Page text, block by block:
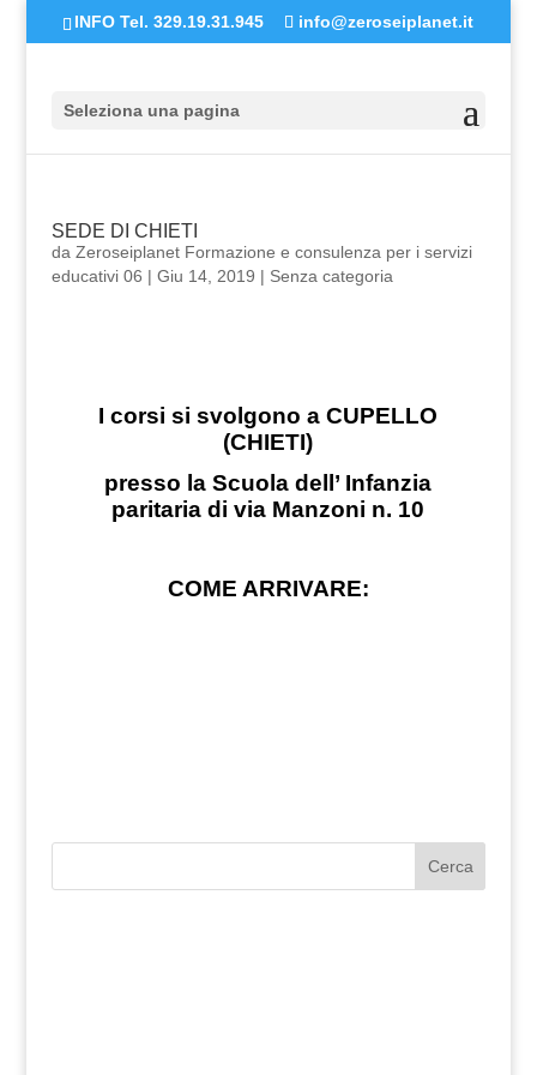
INFO Tel. 329.19.31.945 info@zeroseiplanet.it
Seleziona una pagina
SEDE DI CHIETI
da Zeroseiplanet Formazione e consulenza per i servizi
educativi 06 | Giu 14, 2019 | Senza categoria
I corsi si svolgono a CUPELLO
(CHIETI)
presso la Scuola dell’ Infanzia
paritaria di via Manzoni n. 10
COME ARRIVARE:
Cerca